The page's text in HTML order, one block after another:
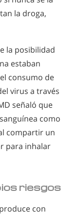
la droga,
la posibilidad
estaban
consumo de
virus a través
señaló que
como
compartir un
para inhalar
riesgos
con